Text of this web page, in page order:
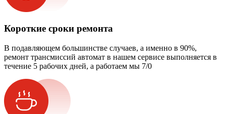
Короткие сроки ремонта
В подавляющем большинстве случаев, а именно в 90%,
ремонт трансмиссий автомат в нашем сервисе выполняется в
течение 5 рабочих дней, а работаем мы 7/0